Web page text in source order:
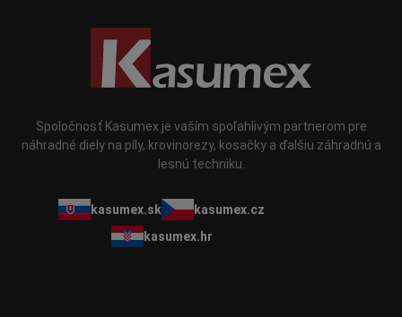
Spoločnosť Kasumex je vaším spoľahlivým partnerom pre
náhradné diely na píly, krovinorezy, kosačky a ďalšiu záhradnú a
lesnú techniku.
kasumex.sk
kasumex.cz
kasumex.hr